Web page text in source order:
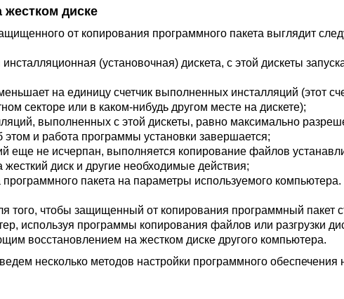
диске
от копирования программного пакета выглядит
(установочная) дискета, с этой дискеты
на единицу счетчик выполненных инсталляций (этот
секторе или в каком-нибудь другом месте на дискете);
выполненных с этой дискеты, равно максимально
и работа программы установки завершается;
еще не исчерпан, выполняется копирование файлов
жесткий диск и другие необходимые действия;
пакета на параметры используемого компьютера.
того, чтобы защищенный от копирования программный пакет
используя программы копирования файлов или разгрузки
восстановлением на жестком диске другого компьютера.
несколько методов настройки программного обеспечения